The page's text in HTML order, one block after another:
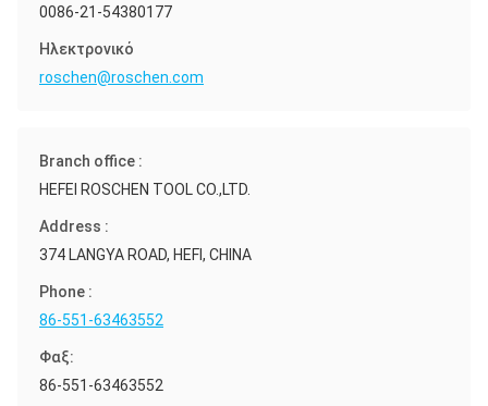
0086-21-54380177
Ηλεκτρονικό
roschen@roschen.com
Branch office :
HEFEI ROSCHEN TOOL CO.,LTD.
Address :
374 LANGYA ROAD, HEFI, CHINA
Phone :
86-551-63463552
Φαξ:
86-551-63463552